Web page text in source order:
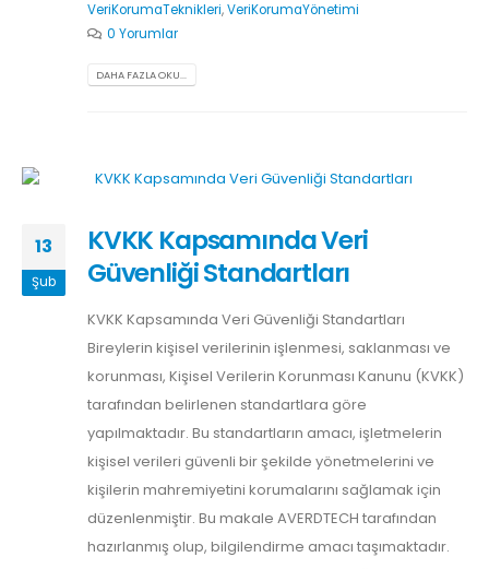
VeriKorumaTeknikleri,VeriKorumaYönetimi
0 Yorumlar
DAHA FAZLA OKU...
13
Şub
KVKK Kapsamında Veri
Güvenliği Standartları
KVKK Kapsamında Veri Güvenliği Standartları
Bireylerin kişisel verilerinin işlenmesi, saklanması ve
korunması, Kişisel Verilerin Korunması Kanunu (KVKK)
tarafından belirlenen standartlara göre
yapılmaktadır. Bu standartların amacı, işletmelerin
kişisel verileri güvenli bir şekilde yönetmelerini ve
kişilerin mahremiyetini korumalarını sağlamak için
düzenlenmiştir. Bu makale AVERDTECH tarafından
hazırlanmış olup, bilgilendirme amacı taşımaktadır.